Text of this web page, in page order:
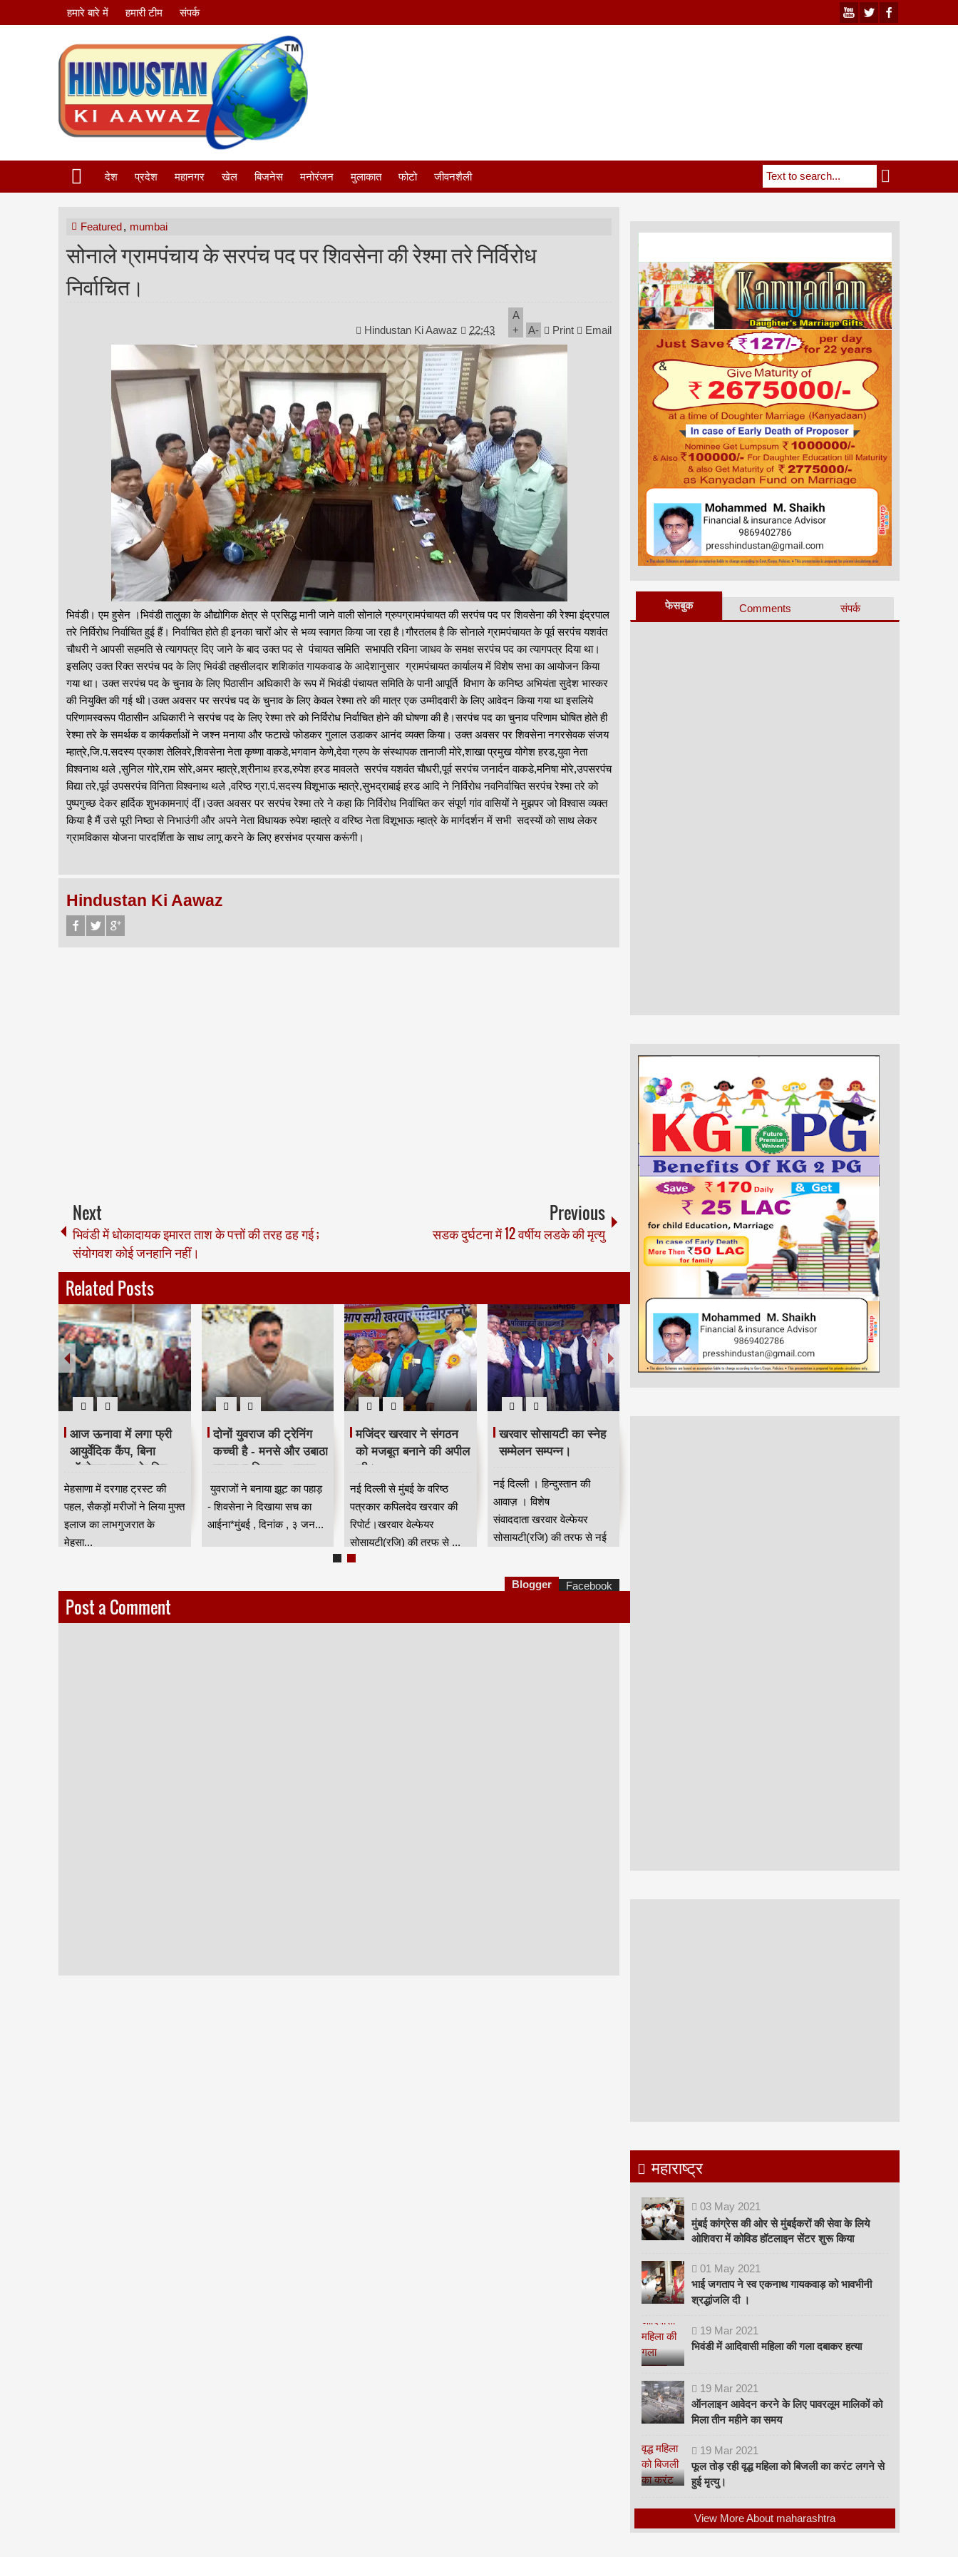
हमारे बारे में हमारी टीम संपर्क
देश प्रदेश महानगर खेल बिजनेस मनोरंजन मुलाकात फोटो जीवनशैली
Featured, mumbai
सोनाले ग्रामपंचाय के सरपंच पद पर शिवसेना की रेश्मा तरे निर्विरोध
निर्वाचित।
Hindustan Ki Aawaz 22:43
A
+
A- Print Email
भिवंडी। एम हुसेन ।भिवंडी तालुुका के औद्योगिक क्षेत्र से प्रसिद्ध मानी जाने वाली सोनाले ग्रुपग्रामपंचायत की सरपंच पद पर शिवसेना की रेश्मा इंद्रपाल
तरे निर्विरोध निर्वाचित हुई हैं। निर्वाचित होते ही इनका चारों ओर से भव्य स्वागत किया जा रहा है।गौरतलब है कि सोनाले ग्रामपंचायत के पूर्व सरपंच यशवंत
चौधरी ने आपसी सहमति से त्यागपत्र दिए जाने के बाद उक्त पद से पंचायत समिति सभापति रविना जाधव के समक्ष सरपंच पद का त्यागपत्र दिया था।
इसलिए उक्त रिक्त सरपंच पद के लिए भिवंडी तहसीलदार शशिकांत गायकवाड के आदेशानुसार ग्रामपंचायत कार्यालय में विशेष सभा का आयोजन किया
गया था। उक्त सरपंच पद के चुनाव के लिए पिठासीन अधिकारी के रूप में भिवंडी पंचायत समिति के पानी आपूर्ति विभाग के कनिष्ठ अभियंता सुदेश भास्कर
की नियुक्ति की गई थी।उक्त अवसर पर सरपंच पद के चुनाव के लिए केवल रेश्मा तरे की मात्र एक उम्मीदवारी के लिए आवेदन किया गया था इसलिये
परिणामस्वरूप पीठासीन अधिकारी ने सरपंच पद के लिए रेश्मा तरे को निर्विरोध निर्वाचित होने की घोषणा की है।सरपंच पद का चुनाव परिणाम घोषित होते ही
रेश्मा तरे के समर्थक व कार्यकर्ताओं ने जश्न मनाया और फटाखे फोडकर गुलाल उडाकर आनंद व्यक्त किया। उक्त अवसर पर शिवसेना नगरसेवक संजय
म्हात्रे,जि.प.सदस्य प्रकाश तेलिवरे,शिवसेना नेता कृष्णा वाकडे,भगवान केणे,देवा ग्रुप के संस्थापक तानाजी मोरे,शाखा प्रमुख योगेश हरड,युवा नेता
विश्वनाथ थले ,सुनिल गोरे,राम सोरे,अमर म्हात्रे,श्रीनाथ हरड,रुपेश हरड मावलते सरपंच यशवंत चाैधरी,पूर्व सरपंच जनार्दन वाकडे,मनिषा मोरे,उपसरपंच
विद्या तरे,पूर्व उपसरपंच विनिता विश्वनाथ थले ,वरिष्ठ ग्रा.पं.सदस्य विशूभाऊ म्हात्रे,सुभद्राबाई हरड आदि ने निर्विरोध नवनिर्वाचित सरपंच रेश्मा तरे को
पुष्पगुच्छ देकर हार्दिक शुभकामनाएं दीं।उक्त अवसर पर सरपंच रेश्मा तरे ने कहा कि निर्विरोध निर्वाचित कर संपूर्ण गांव वासियों ने मुझपर जो विश्वास व्यक्त
किया है मैं उसे पूरी निष्ठा से निभाउंगी और अपने नेता विधायक रुपेश म्हात्रे व वरिष्ठ नेता विशूभाऊ म्हात्रे के मार्गदर्शन में सभी सदस्यों को साथ लेकर
ग्रामविकास योजना पारदर्शिता के साथ लागू करने के लिए हरसंभव प्रयास करूंगी।
Hindustan Ki Aawaz
Next
भिवंडी में धोकादायक इमारत ताश के पत्तों की तरह ढह गई ;
संयोगवश कोई जनहानि नहीं।
Previous
सडक दुर्घटना में 12 वर्षीय लडके की मृत्यु
Related Posts
आज ऊनावा में लगा फ्री
आयुर्वेदिक कैंप, बिना
ऑपरेशन इलाज के लिए
उमड़ी भीड़ HKA
मेहसाणा में दरगाह ट्रस्ट की
पहल, सैकड़ों मरीजों ने लिया मुफ्त
इलाज का लाभगुजरात के
मेहसा...
दोनों युवराज की ट्रेनिंग
कच्ची है - मनसे और उबाठा
पर साधा निशाना - राहुल
शेवाले
युवराजों ने बनाया झूट का पहाड़
- शिवसेना ने दिखाया सच का
आईना*मुंबई , दिनांक , ३ जन...
मजिंदर खरवार ने संगठन
को मजबूत बनाने की अपील
की।
नई दिल्ली से मुंबई के वरिष्ठ
पत्रकार कपिलदेव खरवार की
रिपोर्ट।खरवार वेल्फेयर
सोसायटी(रजि) की तरफ से ...
खरवार सोसायटी का स्नेह
सम्मेलन सम्पन्न।
नई दिल्ली । हिन्दुस्तान की
आवाज़ । विशेष
संवाददाता खरवार वेल्फेयर
सोसायटी(रजि) की तरफ से नई
Post a Comment
Blogger Facebook
फेसबुक Comments संपर्क
महाराष्ट्र
03 May 2021
मुंबई कांग्रेस की ओर से मुंबईकरों की सेवा के लिये
ओशिवरा में कोविड हॉटलाइन सेंटर शुरू किया
01 May 2021
भाई जगताप ने स्व एकनाथ गायकवाड़ को भावभीनी
श्रद्धांजलि दी ।
19 Mar 2021
भिवंडी में आदिवासी महिला की गला दबाकर हत्या
19 Mar 2021
ऑनलाइन आवेदन करने के लिए पावरलूम मालिकों को
मिला तीन महीने का समय
19 Mar 2021
फूल तोड़ रही वृद्ध महिला को बिजली का करंट लगने से
हुई मृत्यु।
View More About maharashtra